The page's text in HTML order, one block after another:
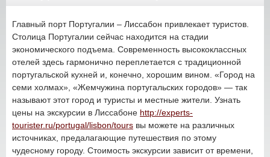
Главный порт Португалии – Лиссабон привлекает туристов.
Столица Португалии сейчас находится на стадии
экономического подъема. Современность высококлассных
отелей здесь гармонично переплетается с традиционной
португальской кухней и, конечно, хорошим вином. «Город на
семи холмах», «Жемчужина португальских городов» — так
называют этот город и туристы и местные жители. Узнать
цены на экскурсии в Лиссабоне http://experts-
tourister.ru/portugal/lisbon/tours вы можете на различных
источниках, предалагающие путешествия по этому
чудесному городу. Стоимость экскурсии зависит от времени,